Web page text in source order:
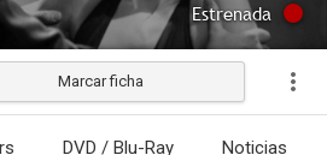
Estrenada
Marcar ficha
DVD / Blu-Ray Noticias